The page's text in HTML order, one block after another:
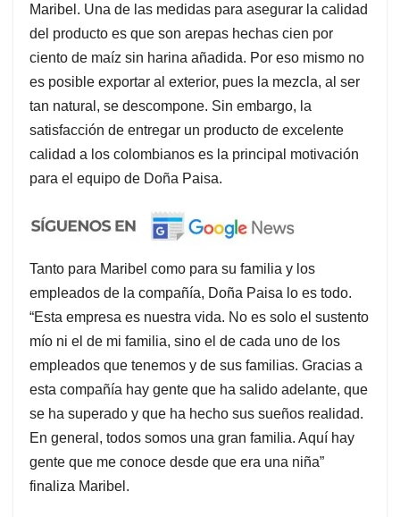
Maribel. Una de las medidas para asegurar la calidad
del producto es que son arepas hechas cien por
ciento de maíz sin harina añadida. Por eso mismo no
es posible exportar al exterior, pues la mezcla, al ser
tan natural, se descompone. Sin embargo, la
satisfacción de entregar un producto de excelente
calidad a los colombianos es la principal motivación
para el equipo de Doña Paisa.
Tanto para Maribel como para su familia y los
empleados de la compañía, Doña Paisa lo es todo.
“Esta empresa es nuestra vida. No es solo el sustento
mío ni el de mi familia, sino el de cada uno de los
empleados que tenemos y de sus familias. Gracias a
esta compañía hay gente que ha salido adelante, que
se ha superado y que ha hecho sus sueños realidad.
En general, todos somos una gran familia. Aquí hay
gente que me conoce desde que era una niña”
finaliza Maribel.